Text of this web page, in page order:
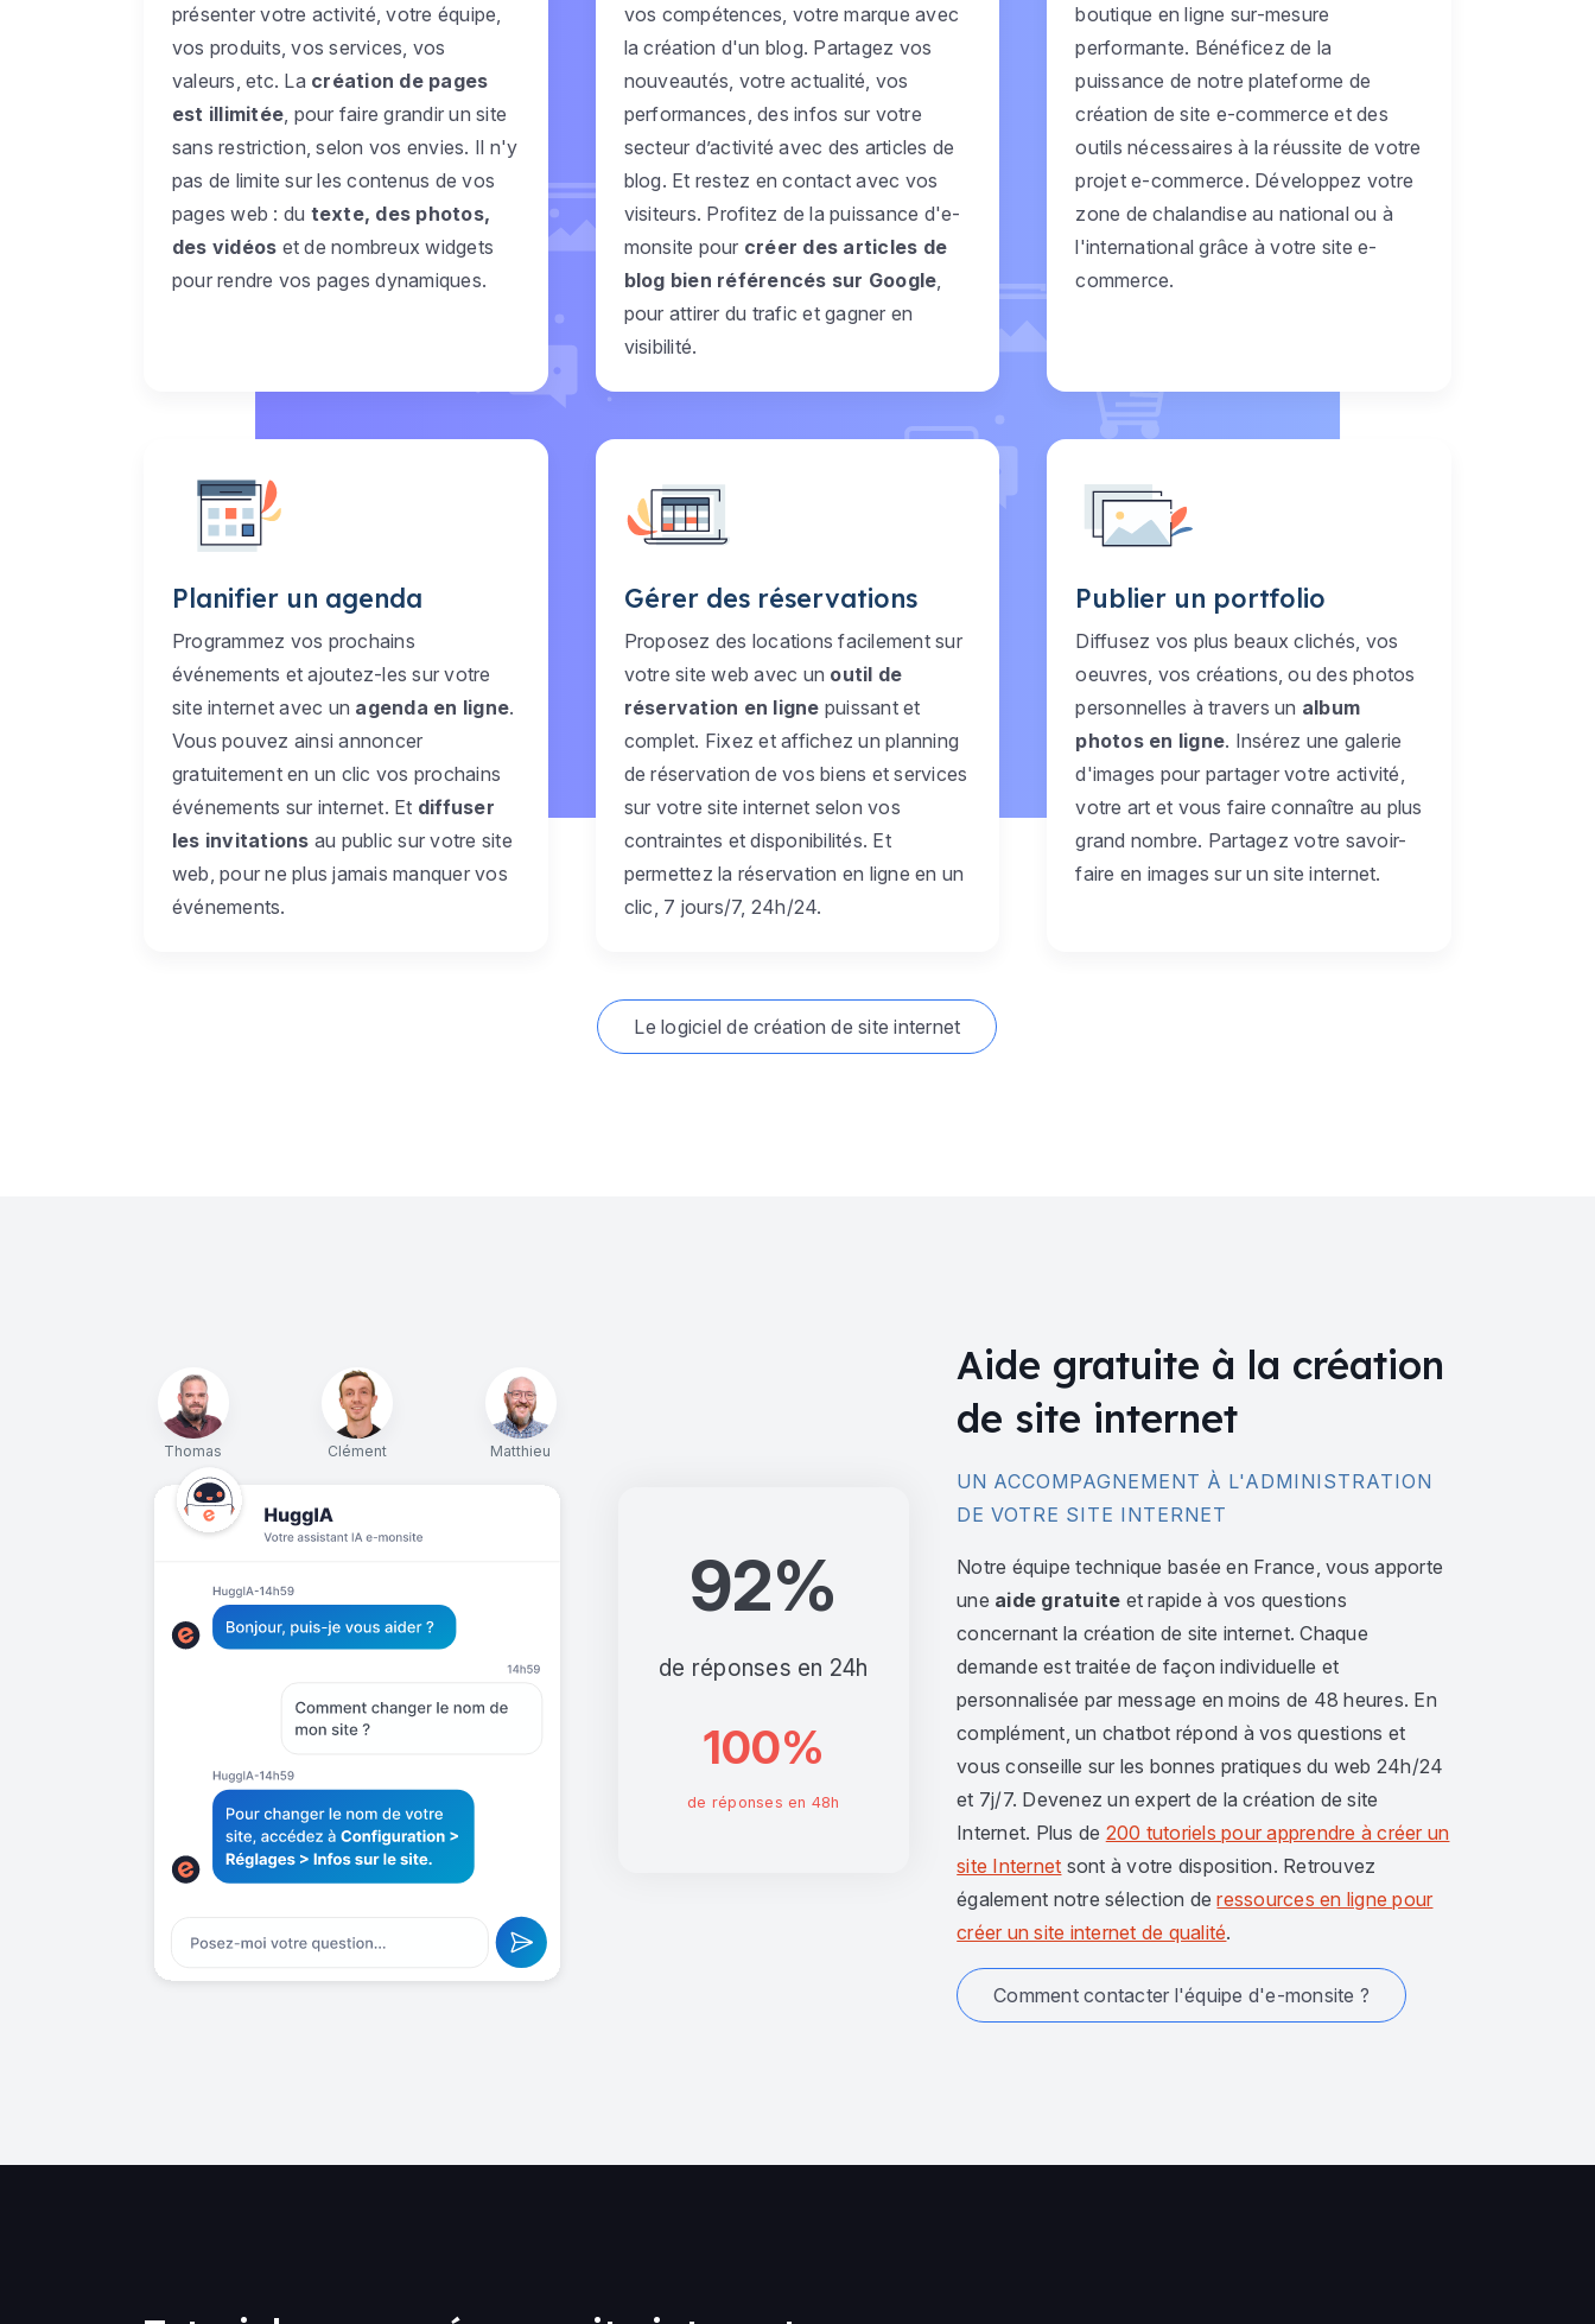
présenter votre activité, votre équipe,
vos produits, vos services, vos
valeurs, etc. La création de pages
est illimitée , pour faire grandir un site
sans restriction, selon vos envies. Il n'y
pas de limite sur les contenus de vos
pages web : du texte, des photos,
des vidéos et de nombreux widgets
pour rendre vos pages dynamiques.
vos compétences, votre marque avec
la création d'un blog. Partagez vos
nouveautés, votre actualité, vos
performances, des infos sur votre
secteur d’activité avec des articles de
blog. Et restez en contact avec vos
visiteurs. Profitez de la puissance d'e-
monsite pour créer des articles de
blog bien référencés sur Google
pour attirer du trafic et gagner en
visibilité.
boutique en ligne sur-mesure
performante. Bénéficez de la
puissance de notre plateforme de
création de site e-commerce et des
outils nécessaires à la réussite de votre
projet e-commerce. Développez votre
zone de chalandise au national ou à
l'international grâce à votre site e-
commerce.
Planifier un agenda
Programmez vos prochains
événements et ajoutez-les sur votre
site internet avec un agenda en ligne.
Vous pouvez ainsi annoncer
gratuitement en un clic vos prochains
événements sur internet. Et diffuser
les invitations au public sur votre site
web, pour ne plus jamais manquer vos
événements.
Gérer des réservations
Proposez des locations facilement sur
votre site web avec un outil de
réservation en ligne puissant et
complet. Fixez et affichez un planning
de réservation de vos biens et services
sur votre site internet selon vos
contraintes et disponibilités. Et
permettez la réservation en ligne en un
clic, 7 jours/7, 24h/24.
Publier un portfolio
Diffusez vos plus beaux clichés, vos
oeuvres, vos créations, ou des photos
personnelles à travers un album
photos en ligne. Insérez une galerie
d'images pour partager votre activité,
votre art et vous faire connaître au plus
grand nombre. Partagez votre savoir-
faire en images sur un site internet.
Le logiciel de création de site internet
Thomas Clément Matthieu
92%
de réponses en 24h
100%
de réponses en 48h
Aide gratuite à la création
de site internet
UN ACCOMPAGNEMENT À L'ADMINISTRATION
DE VOTRE SITE INTERNET
Notre équipe technique basée en France, vous apporte
une aide gratuite et rapide à vos questions
concernant la création de site internet. Chaque
demande est traitée de façon individuelle et
personnalisée par message en moins de 48 heures. En
complément, un chatbot répond à vos questions et
vous conseille sur les bonnes pratiques du web 24h/24
et 7j/7. Devenez un expert de la création de site
Internet. Plus de 200 tutoriels pour apprendre à créer un
site Internet sont à votre disposition. Retrouvez
également notre sélection deressources en ligne pour
créer un site internet de qualité.
Comment contacter l'équipe d'e-monsite ?